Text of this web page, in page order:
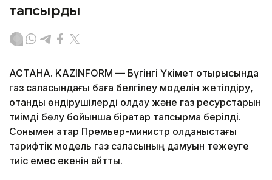
тапсырды
АСТАНА. KAZINFORM — Бүгінгі Үкімет отырысында
газ саласындағы баға белгілеу моделін жетілдіру,
отандық өндірушілерді қолдау және газ ресурстарын
тиімді бөлу бойынша бірқатар тапсырма берілді.
Сонымен қатар Премьер-министр қолданыстағы
тарифтік модель газ саласының дамуын тежеуге
тиіс емес екенін айтты.